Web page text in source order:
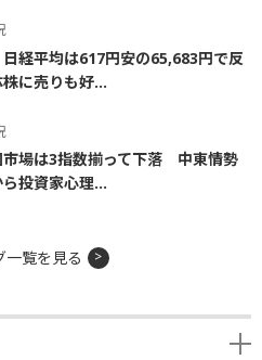
日経平均は617円安の65,683円で反
に売りも好...
市場は3指数揃って下落 中東情勢
投資家心理...
一覧を見る